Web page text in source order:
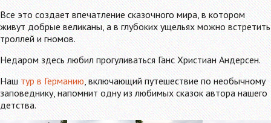
Все это создает впечатление сказочного мира, в котором
живут добрые великаны, а в глубоких ущельях можно встретить
троллей и гномов.
Недаром здесь любил прогуливаться Ганс Христиан Андерсен.
Наштур в Германию, включающий путешествие по необычному
заповеднику, напомнит одну из любимых сказок автора нашего
детства.